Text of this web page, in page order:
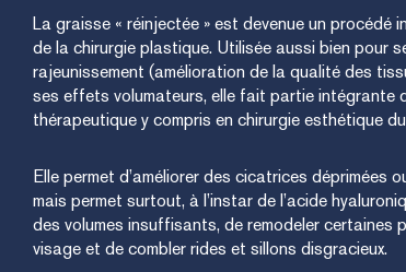
La graisse « réinjectée » est devenue un procédé
de la chirurgie plastique. Utilisée aussi bien pour
rajeunissement (amélioration de la qualité des
ses effets volumateurs, elle fait partie intégrante
thérapeutique y compris en chirurgie esthétique
Elle permet d’améliorer des cicatrices déprimées
mais permet surtout, à l’instar de l’acide
des volumes insuffisants, de remodeler certaines
visage et de combler rides et sillons disgracieux.